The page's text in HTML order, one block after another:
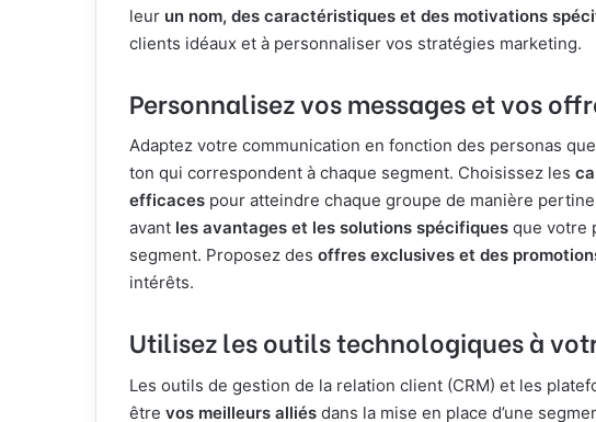
leur un nom, des caractéristiques et des motivations
clients idéaux et à personnaliser vos stratégies marketing.
Personnalisez vos messages et vos
Adaptez votre communication en fonction des personas
ton qui correspondent à chaque segment. Choisissez les
efficaces pour atteindre chaque groupe de manière
avant les avantages et les solutions spécifiques que votre
segment. Proposez des offres exclusives et des
intérêts.
Utilisez les outils technologiques à
Les outils de gestion de la relation client (CRM) et les
être vos meilleurs alliés dans la mise en place d’une